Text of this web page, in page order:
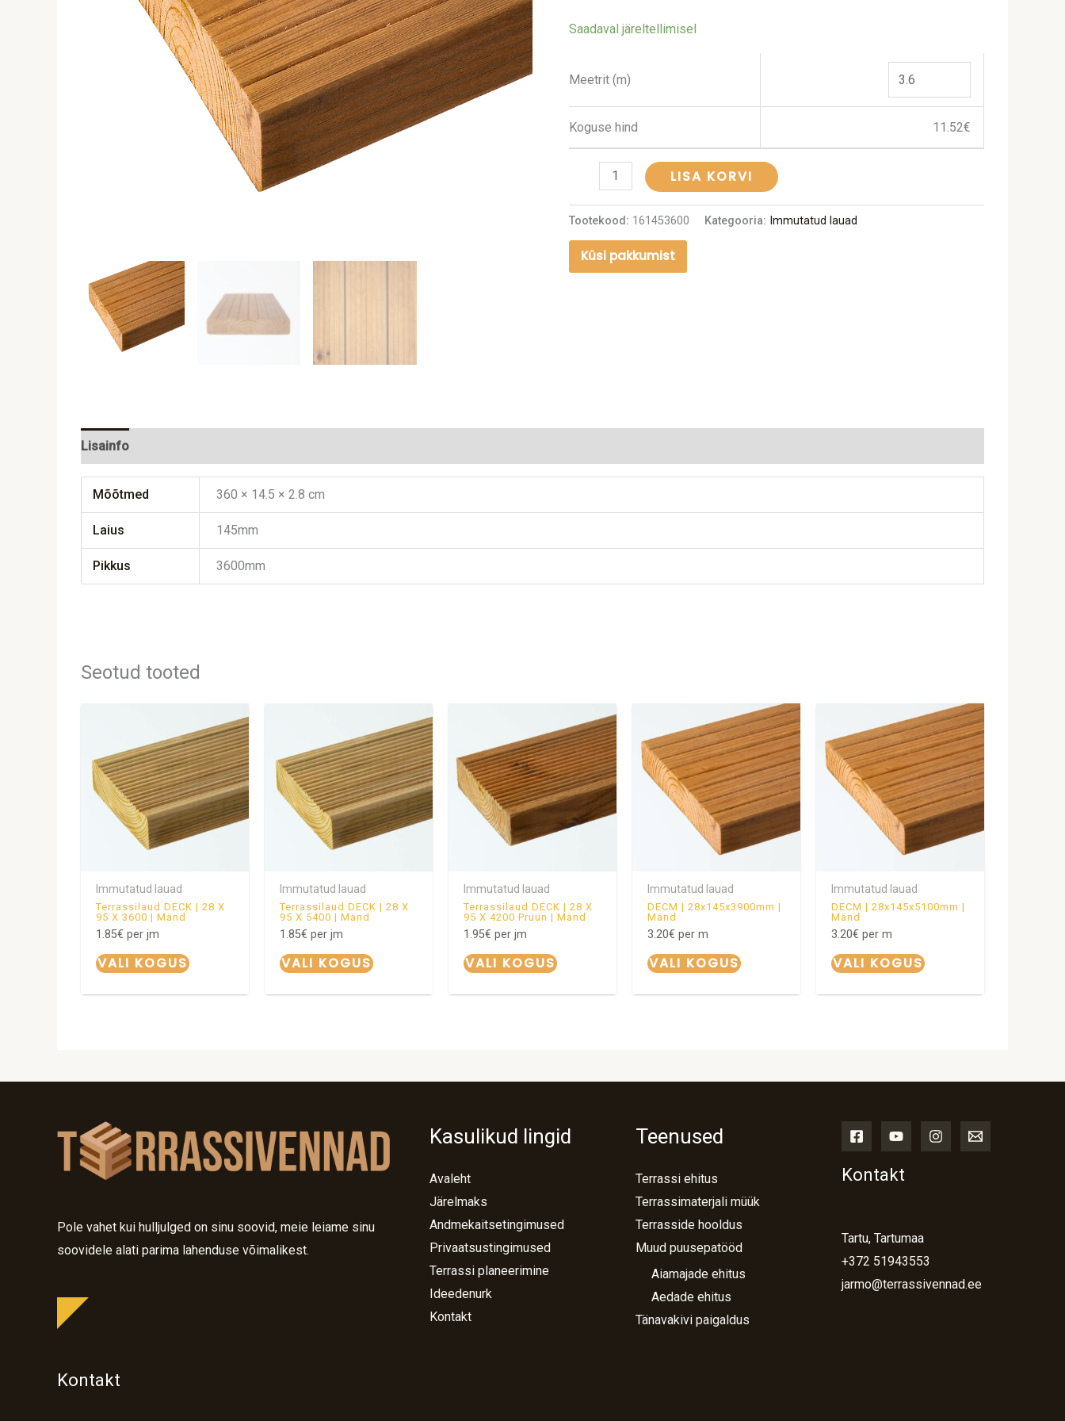
Saadaval järeltellimisel
Meetrit (m)
Koguse hind 11.52€
LISA KORVI
Tootekood: 161453600 Kategooria: Immutatud lauad
Küsi pakkumist
Lisainfo
Mõõtmed 360 × 14.5 × 2.8 cm
Laius 145mm
Pikkus 3600mm
Seotud tooted
Immutatud lauad
Terrassilaud DECK | 28 X
95 X 3600 | Mänd
1.85€ per jm
VALI KOGUS
Immutatud lauad
Terrassilaud DECK | 28 X
95 X 5400 | Mänd
1.85€ per jm
VALI KOGUS
Immutatud lauad
Terrassilaud DECK | 28 X
95 X 4200 Pruun | Mänd
1.95€ per jm
VALI KOGUS
Immutatud lauad
DECM | 28x145x3900mm |
Mänd
3.20€ per m
VALI KOGUS
Immutatud lauad
DECM | 28x145x5100mm |
Mänd
3.20€ per m
VALI KOGUS
Pole vahet kui hulljulged on sinu soovid, meie leiame sinu
soovidele alati parima lahenduse võimalikest.
Kontakt
Kasulikud lingid
Avaleht
Järelmaks
Andmekaitsetingimused
Privaatsustingimused
Terrassi planeerimine
Ideedenurk
Kontakt
Teenused
Terrassi ehitus
Terrassimaterjali müük
Terrasside hooldus
Muud puusepatööd
Aiamajade ehitus
Aedade ehitus
Tänavakivi paigaldus
Kontakt
Tartu, Tartumaa
+372 51943553
jarmo@terrassivennad.ee